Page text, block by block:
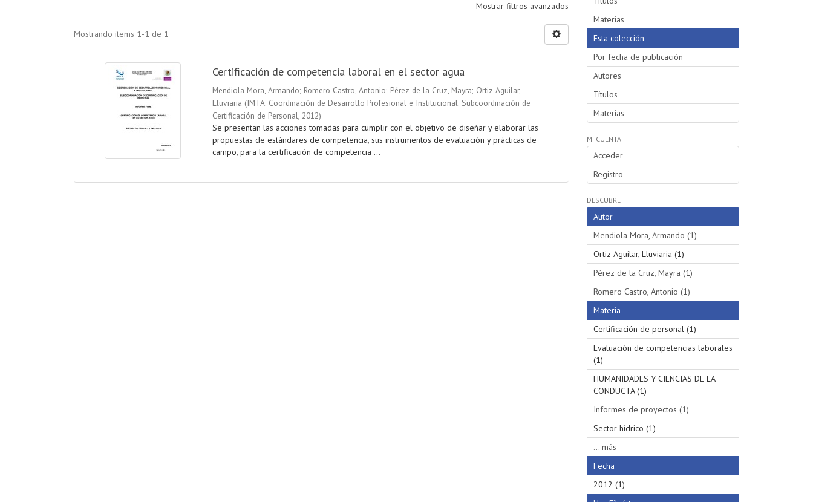
Mostrar filtros avanzados
Mostrando ítems 1-1 de 1
Certificación de competencia laboral en el sector agua
Mendiola Mora, Armando; Romero Castro, Antonio; Pérez de la Cruz, Mayra; Ortiz Aguilar,
Lluviaria (IMTA. Coordinación de Desarrollo Profesional e Institucional. Subcoordinación de
Certificación de Personal, 2012)
Se presentan las acciones tomadas para cumplir con el objetivo de diseñar y elaborar las
propuestas de estándares de competencia, sus instrumentos de evaluación y prácticas de
campo, para la certificación de competencia ...
Materias
Esta colección
Por fecha de publicación
Autores
Títulos
Materias
MI CUENTA
Acceder
Registro
DESCUBRE
Autor
Mendiola Mora, Armando (1)
Ortiz Aguilar, Lluviaria (1)
Pérez de la Cruz, Mayra (1)
Romero Castro, Antonio (1)
Materia
Certificación de personal (1)
Evaluación de competencias laborales
(1)
HUMANIDADES Y CIENCIAS DE LA
CONDUCTA (1)
Informes de proyectos (1)
Sector hídrico (1)
... más
Fecha
2012 (1)